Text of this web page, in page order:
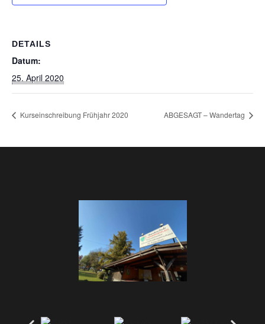
DETAILS
Datum:
25. April 2020
Kurseinschreibung Frühjahr 2020 ABGESAGT – Wandertag